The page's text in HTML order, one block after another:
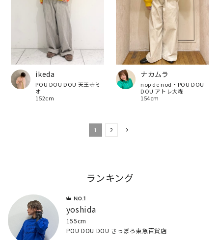
ikeda
POU DOU DOU 天王寺ミ
オ
152cm
ナカムラ
nop de nod・POU DOU
DOU アトレ大森
154cm
1 2
ランキング
yoshida
155cm
POU DOU DOU さっぽろ東急百貨店